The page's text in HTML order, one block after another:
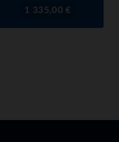
Prix1 335,00 €